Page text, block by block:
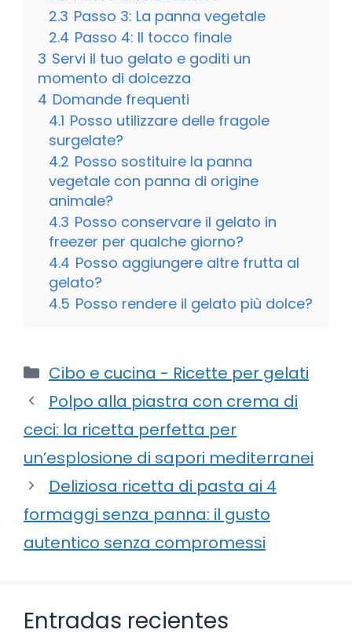
2.3 Passo 3: La panna vegetale
2.4 Passo 4: Il tocco finale
3 Servi il tuo gelato e goditi un
momento di dolcezza
4 Domande frequenti
4.1 Posso utilizzare delle fragole
surgelate?
4.2 Posso sostituire la panna
vegetale con panna di origine
animale?
4.3 Posso conservare il gelato in
freezer per qualche giorno?
4.4 Posso aggiungere altre frutta al
gelato?
4.5 Posso rendere il gelato più dolce?
Categorie
Cibo e cucina - Ricette per gelati
Polpo alla piastra con crema di
ceci: la ricetta perfetta per
un’esplosione di sapori mediterranei
Deliziosa ricetta di pasta ai 4
formaggi senza panna: il gusto
autentico senza compromessi
Entradas recientes